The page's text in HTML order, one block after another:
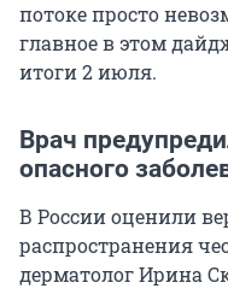
потоке просто
главное в этом
итоги 2 июля.
Врач
опасного
В России оценили
распространения
дерматолог Ирина